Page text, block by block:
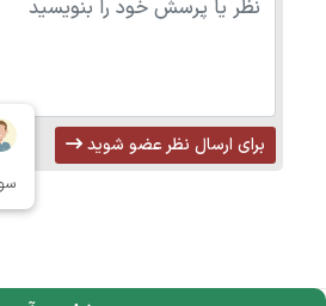
برای ارسال نظر عضو شوید